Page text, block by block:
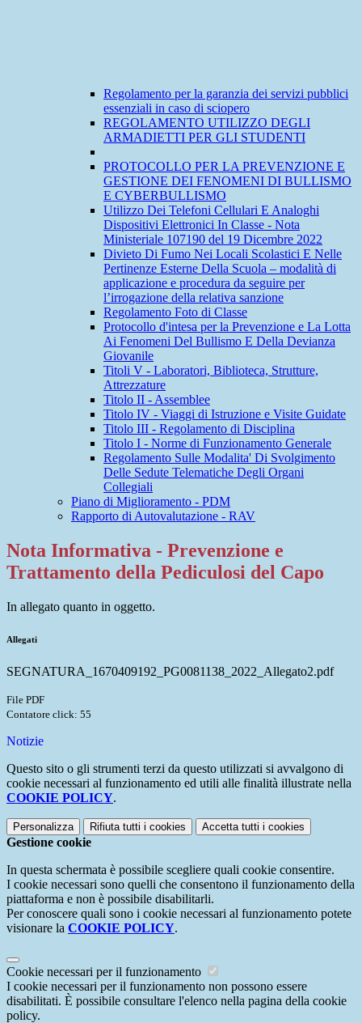
Regolamento per la garanzia dei servizi pubblici
essenziali in caso di sciopero
REGOLAMENTO UTILIZZO DEGLI
ARMADIETTI PER GLI STUDENTI
PROTOCOLLO PER LA PREVENZIONE E
GESTIONE DEI FENOMENI DI BULLISMO
E CYBERBULLISMO
Utilizzo Dei Telefoni Cellulari E Analoghi
Dispositivi Elettronici In Classe - Nota
Ministeriale 107190 del 19 Dicembre 2022
Divieto Di Fumo Nei Locali Scolastici E Nelle
Pertinenze Esterne Della Scuola – modalità di
applicazione e procedura da seguire per
l’irrogazione della relativa sanzione
Regolamento Foto di Classe
Protocollo d'intesa per la Prevenzione e La Lotta
Ai Fenomeni Del Bullismo E Della Devianza
Giovanile
Titoli V - Laboratori, Biblioteca, Strutture,
Attrezzature
Titolo II - Assemblee
Titolo IV - Viaggi di Istruzione e Visite Guidate
Titolo III - Regolamento di Disciplina
Titolo I - Norme di Funzionamento Generale
Regolamento Sulle Modalita' Di Svolgimento
Delle Sedute Telematiche Degli Organi
Collegiali
Piano di Miglioramento - PDM
Rapporto di Autovalutazione - RAV
Nota Informativa - Prevenzione e
Trattamento della Pediculosi del Capo
In allegato quanto in oggetto.
Allegati
SEGNATURA_1670409192_PG0081138_2022_Allegato2.pdf
File PDF
Contatore click: 55
Notizie
Questo sito o gli strumenti terzi da questo utilizzati si avvalgono di
cookie necessari al funzionamento ed utili alle finalità illustrate nella
COOKIE POLICY.
Personalizza Rifiuta tutti i cookies Accetta tutti i cookies
Gestione cookie
In questa schermata è possibile scegliere quali cookie consentire.
I cookie necessari sono quelli che consentono il funzionamento della
piattaforma e non è possibile disabilitarli.
Per conoscere quali sono i cookie necessari al funzionamento potete
visionare la COOKIE POLICY.
Cookie necessari per il funzionamento
I cookie necessari per il funzionamento non possono essere
disabilitati. È possibile consultare l'elenco nella pagina della cookie
policy.